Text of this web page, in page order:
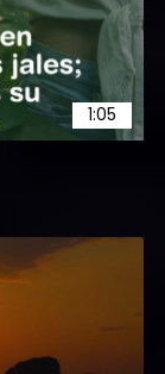
1:05